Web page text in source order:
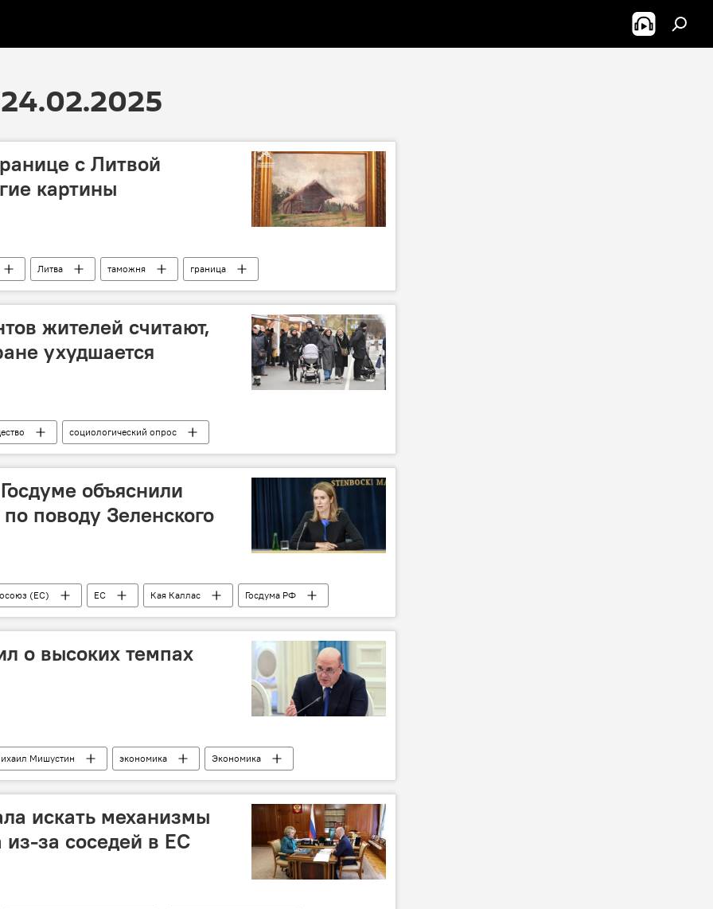
с Литвой
картины
Литва таможня граница
жителей считают,
ухудшается
социологический опрос
объяснили
поводу Зеленского
(ЕС) ЕС Кая Каллас
Госдума РФ
выборы США
о высоких темпах
Мишустин экономика Экономика
искать механизмы
за соседей в ЕС